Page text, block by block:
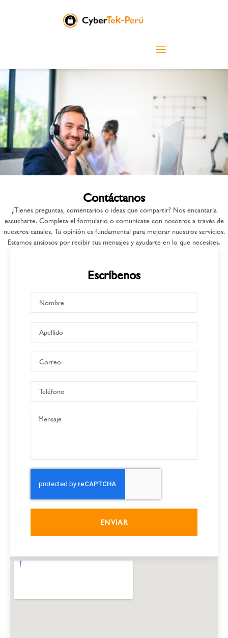
Inicio Contacto
Contáctanos
¿Tienes preguntas, comentarios o ideas que compartir? Nos encantaría
escucharte. Completa el formulario o comunícate con nosotros a través de
nuestros canales. Tu opinión es fundamental para mejorar nuestros servicios.
Estamos ansiosos por recibir tus mensajes y ayudarte en lo que necesites.
Escríbenos
ENVIAR